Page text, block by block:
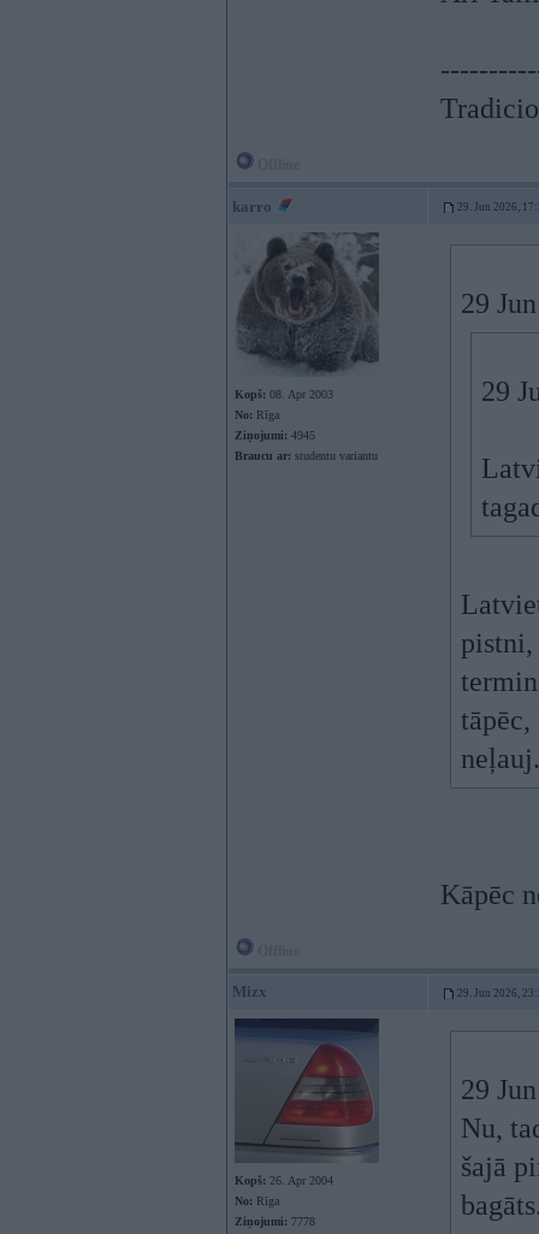
karro 29. Jun 2026,
Kopš: 08. Apr 2003
No: Rīga
Ziņojumi: 4945
Braucu ar: studentu variantu
29
29
pistni,
neļauj.
Kāpēc
Mizx 29. Jun 2026,
Kopš: 26. Apr 2004
No: Rīga
Ziņojumi: 7778
29
Nu,
šajā